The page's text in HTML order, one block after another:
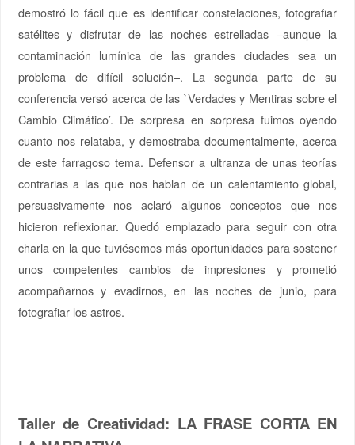
demostró lo fácil que es identificar constelaciones, fotografiar
satélites y disfrutar de las noches estrelladas –aunque la
contaminación lumínica de las grandes ciudades sea un
problema de difícil solución–. La segunda parte de su
conferencia versó acerca de las `Verdades y Mentiras sobre el
Cambio Climático’. De sorpresa en sorpresa fuimos oyendo
cuanto nos relataba, y demostraba documentalmente, acerca
de este farragoso tema. Defensor a ultranza de unas teorías
contrarias a las que nos hablan de un calentamiento global,
persuasivamente nos aclaró algunos conceptos que nos
hicieron reflexionar. Quedó emplazado para seguir con otra
charla en la que tuviésemos más oportunidades para sostener
unos competentes cambios de impresiones y prometió
acompañarnos y evadirnos, en las noches de junio, para
fotografiar los astros.
Taller de Creatividad: LA FRASE CORTA EN